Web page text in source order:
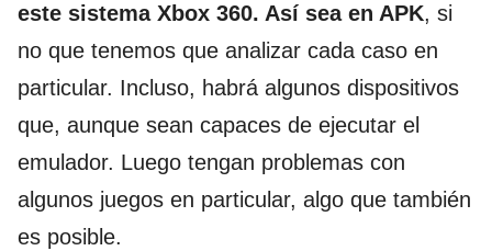
este sistema Xbox 360. Así sea en APK, si
no que tenemos que analizar cada caso en
particular. Incluso, habrá algunos dispositivos
que, aunque sean capaces de ejecutar el
emulador. Luego tengan problemas con
algunos juegos en particular, algo que también
es posible.